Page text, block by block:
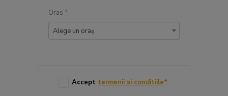
Oras *
Alege un oraș
Accept termenii si conditiile*